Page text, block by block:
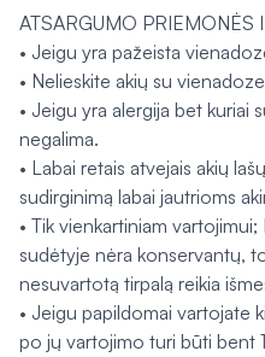
ATSARGUMO PRIEMONĖS
• Jeigu yra pažeista
• Nelieskite akių su
• Jeigu yra alergija bet kuriai
negalima.
• Labai retais atvejais akių
sudirginimą labai jautrioms
• Tik vienkartiniam
sudėtyje nėra konservantų,
nesuvartotą tirpalą reikia
• Jeigu papildomai vartojate
po jų vartojimo turi būti bent